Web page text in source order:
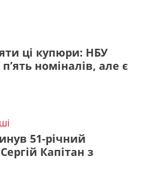
ці купюри: НБУ
номіналів, але є
51-річний
Капітан з